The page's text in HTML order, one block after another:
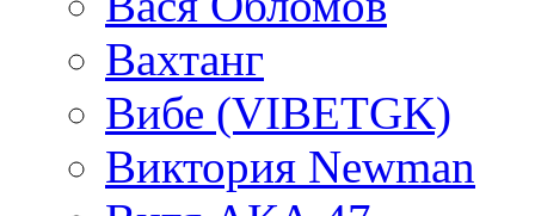
Вахтанг
Вибе (VIBETGK)
Виктория Newman